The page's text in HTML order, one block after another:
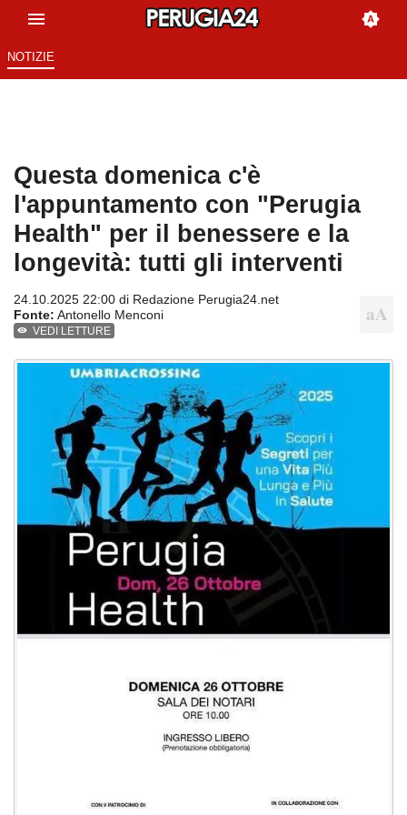
NOTIZIE
Questa domenica c'è
l'appuntamento con "Perugia
Health" per il benessere e la
longevità: tutti gli interventi
24.10.2025 22:00 di Redazione Perugia24.net
Fonte: Antonello Menconi
VEDI LETTURE